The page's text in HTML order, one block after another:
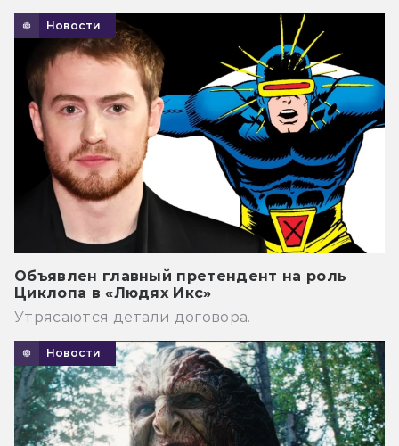
Новости
Объявлен главный претендент на роль
Циклопа в «Людях Икс»
Утрясаются детали договора.
Новости